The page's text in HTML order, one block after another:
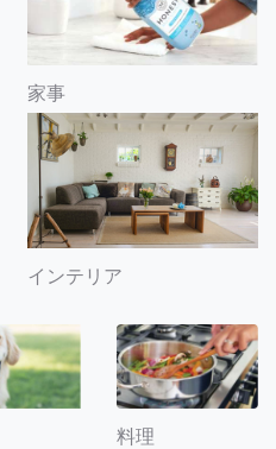
家事
インテリア
料理